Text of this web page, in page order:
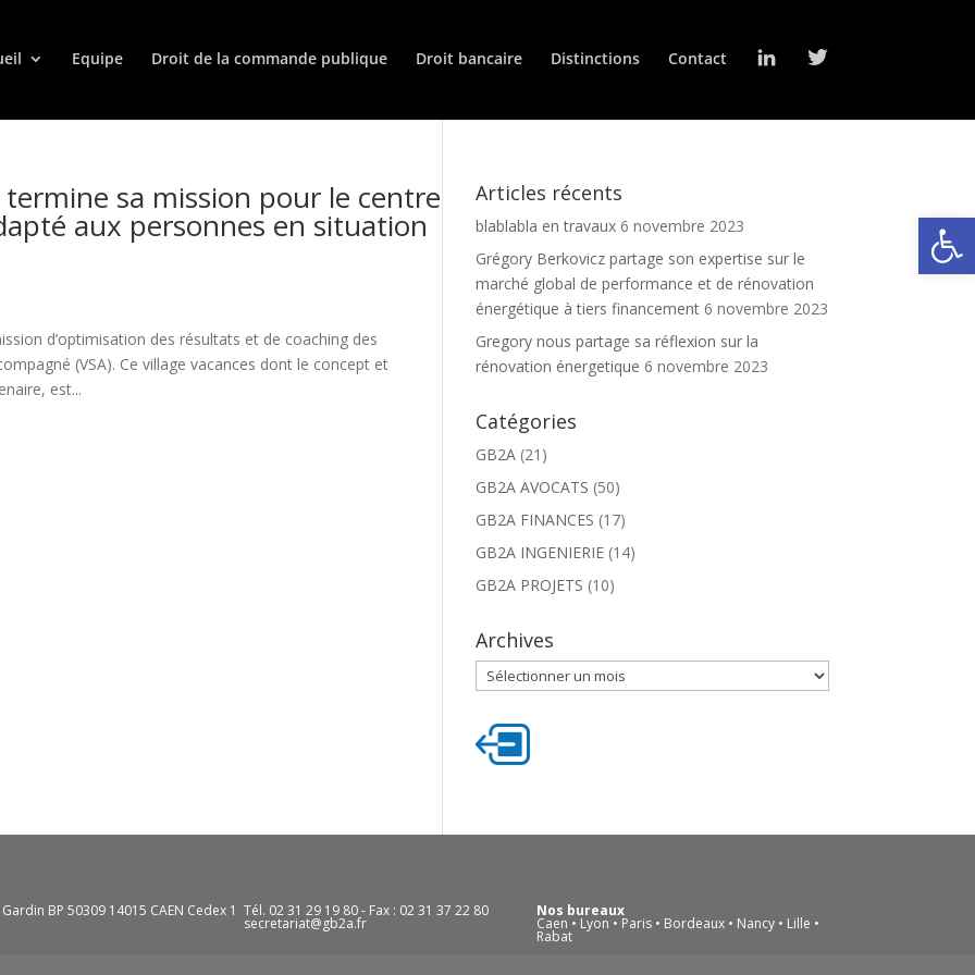
Equipe Droit de la commande publique Droit bancaire Distinctions Contact
e
T
t
termine sa mission pour le centre
aux personnes en situation
d’optimisation des résultats et de coaching des
(VSA). Ce village vacances dont le concept et
est...
Articles récents
blablabla en travaux 6 novembre 2023
Grégory Berkovicz partage son expertise sur le
marché global de performance et de rénovation
énergétique à tiers financement 6 novembre 2023
Gregory nous partage sa réflexion sur la
rénovation énergetique 6 novembre 2023
Catégories
GB2A(21)
GB2A AVOCATS (50)
GB2A FINANCES (17)
GB2A INGENIERIE(14)
GB2A PROJETS (10)
Archives
Archives
BP 50309 14015 CAEN Cedex 1 Tél. 02 31 29 19 80 - Fax : 02 31 37 22 80
secretariat@gb2a.fr
Nos bureaux
Caen • Lyon • Paris • Bordeaux • Nancy • Lille •
Rabat